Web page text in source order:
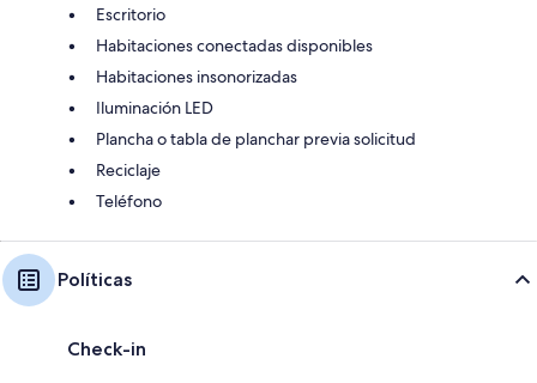
Escritorio
Habitaciones conectadas disponibles
Habitaciones insonorizadas
Iluminación LED
Plancha o tabla de planchar previa solicitud
Reciclaje
Teléfono
Políticas
Check-in